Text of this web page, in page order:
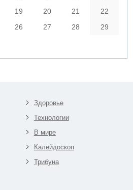
19 20 21
22
26 27 28
29
Здоровье
Технологии
В мире
Калейдоскоп
Трибуна